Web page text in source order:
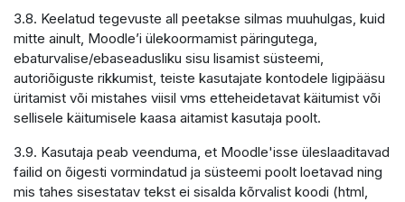
3.8. Keelatud tegevuste all peetakse silmas muuhulgas, kuid
mitte ainult, Moodle’i ülekoormamist päringutega,
ebaturvalise/ebaseadusliku sisu lisamist süsteemi,
autoriõiguste rikkumist, teiste kasutajate kontodele ligipääsu
üritamist või mistahes viisil vms etteheidetavat käitumist või
sellisele käitumisele kaasa aitamist kasutaja poolt.
3.9. Kasutaja peab veenduma, et Moodle'isse üleslaaditavad
failid on õigesti vormindatud ja süsteemi poolt loetavad ning
mis tahes sisestatav tekst ei sisalda kõrvalist koodi (html,